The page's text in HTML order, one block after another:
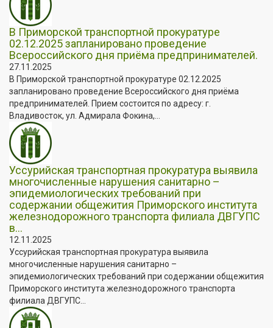
В Приморской транспортной прокуратуре
02.12.2025 запланировано проведение
Всероссийского дня приёма предпринимателей.
27.11.2025
В Приморской транспортной прокуратуре 02.12.2025
запланировано проведение Всероссийского дня приёма
предпринимателей. Прием состоится по адресу: г.
Владивосток, ул. Адмирала Фокина,...
Уссурийская транспортная прокуратура выявила
многочисленные нарушения санитарно –
эпидемиологических требований при
содержании общежития Приморского института
железнодорожного транспорта филиала ДВГУПС
в...
12.11.2025
Уссурийская транспортная прокуратура выявила
многочисленные нарушения санитарно –
эпидемиологических требований при содержании общежития
Приморского института железнодорожного транспорта
филиала ДВГУПС...